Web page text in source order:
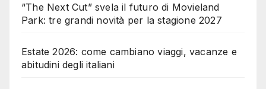
“The Next Cut” svela il futuro di Movieland
Park: tre grandi novità per la stagione 2027
Estate 2026: come cambiano viaggi, vacanze e
abitudini degli italiani